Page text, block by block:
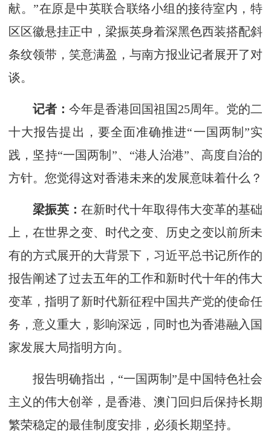
献。”在原是中英联合联络小组的接待室内，特
区区徽悬挂正中，梁振英身着深黑色西装搭配斜
条纹领带，笑意满盈，与南方报业记者展开了对
谈。
记者： 今年是香港回国祖国25周年。党的二
十大报告提出，要全面准确推进“一国两制”实
践，坚持“一国两制”、“港人治港”、高度自治的
方针。您觉得这对香港未来的发展意味着什么？
梁振英： 在新时代十年取得伟大变革的基础
上，在世界之变、时代之变、历史之变以前所未
有的方式展开的大背景下，习近平总书记所作的
报告阐述了过去五年的工作和新时代十年的伟大
变革，指明了新时代新征程中国共产党的使命任
务，意义重大，影响深远，同时也为香港融入国
家发展大局指明方向。
报告明确指出，“一国两制”是中国特色社会
主义的伟大创举，是香港、澳门回归后保持长期
繁荣稳定的最佳制度安排，必须长期坚持。